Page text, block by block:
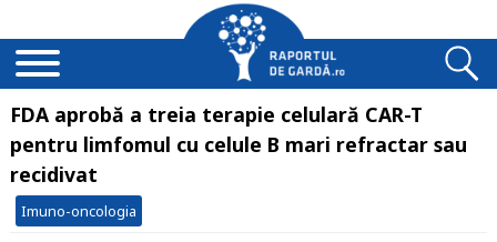
FDA aprobă a treia terapie celulară CAR-T
pentru limfomul cu celule B mari refractar sau
recidivat
Imuno-oncologia